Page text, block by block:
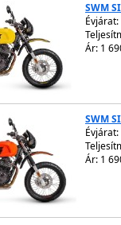
SWM
Évjárat:
Ár: 1
SWM
Évjárat:
Ár: 1